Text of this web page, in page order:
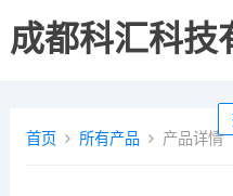
成都科汇科技
首页 所有产品 产品详情